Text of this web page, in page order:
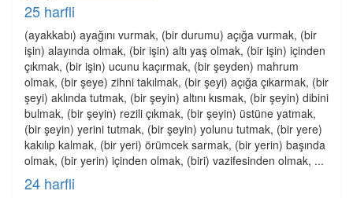
25 harfli
(ayakkabı) ayağını vurmak, (bir durumu) açığa vurmak, (bir
işin) alayında olmak, (bir işin) altı yaş olmak, (bir işin) içinden
çıkmak, (bir işin) ucunu kaçırmak, (bir şeyden) mahrum
olmak, (bir şeye) zihni takılmak, (bir şeyi) açığa çıkarmak, (bir
şeyi) aklında tutmak, (bir şeyin) altını kısmak, (bir şeyin) dibini
bulmak, (bir şeyin) rezili çıkmak, (bir şeyin) üstüne yatmak,
(bir şeyin) yerini tutmak, (bir şeyin) yolunu tutmak, (bir yere)
kakılıp kalmak, (bir yeri) örümcek sarmak, (bir yerin) başında
olmak, (bir yerin) içinden olmak, (biri) vazifesinden olmak, ...
24 harfli